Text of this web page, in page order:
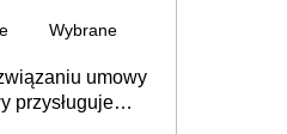
Wybrane
umowy
przysługuje